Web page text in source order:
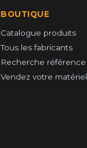
BOUTIQUE
Catalogue produits
Tous les fabricants
Recherche référence
Vendez votre matériel